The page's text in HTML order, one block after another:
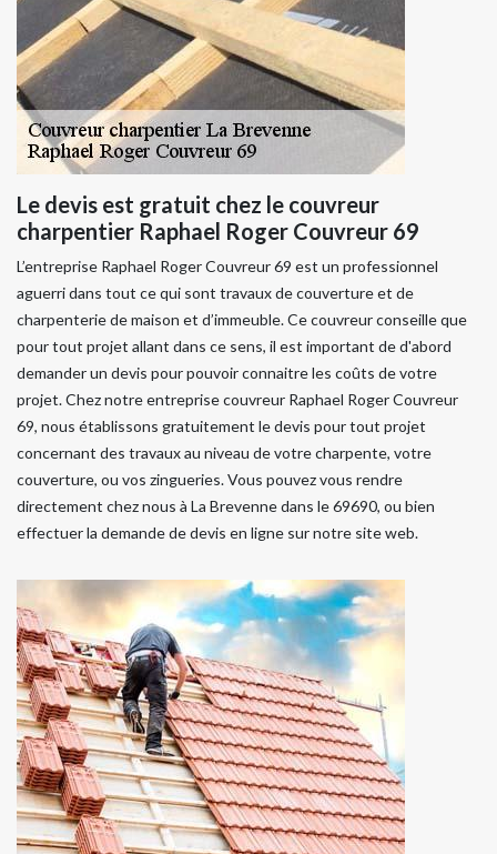
Le devis est gratuit chez le couvreur
charpentier Raphael Roger Couvreur 69
L’entreprise Raphael Roger Couvreur 69 est un professionnel
aguerri dans tout ce qui sont travaux de couverture et de
charpenterie de maison et d’immeuble. Ce couvreur conseille que
pour tout projet allant dans ce sens, il est important de d'abord
demander un devis pour pouvoir connaitre les coûts de votre
projet. Chez notre entreprise couvreur Raphael Roger Couvreur
69, nous établissons gratuitement le devis pour tout projet
concernant des travaux au niveau de votre charpente, votre
couverture, ou vos zingueries. Vous pouvez vous rendre
directement chez nous à La Brevenne dans le 69690, ou bien
effectuer la demande de devis en ligne sur notre site web.